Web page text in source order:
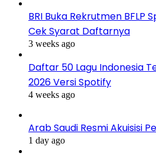
BRI Buka Rekrutmen BFLP
Cek Syarat Daftarnya
3 weeks ago
Daftar 50 Lagu Indonesia
2026 Versi Spotify
4 weeks ago
Arab Saudi Resmi Akuisisi
1 day ago